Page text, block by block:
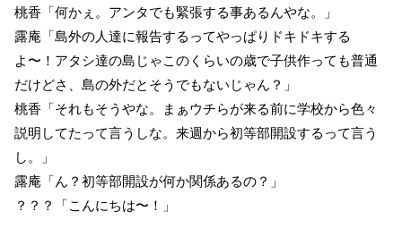
桃香「何かぇ。アンタでも緊張する事あるんやな。」
露庵「島外の人達に報告するってやっぱりドキドキする
よ〜！アタシ達の島じゃこのくらいの歳で子供作っても普通
だけどさ、島の外だとそうでもないじゃん？」
桃香「それもそうやな。まぁウチらが来る前に学校から色々
説明してたって言うしな。来週から初等部開設するって言う
し。」
露庵「ん？初等部開設が何か関係あるの？」
？？？「こんにちは〜！」